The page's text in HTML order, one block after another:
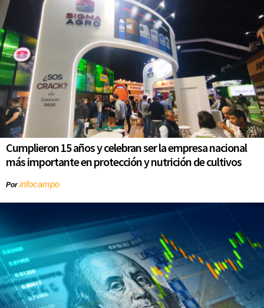
Cumplieron 15 años y celebran ser la empresa nacional
más importante en protección y nutrición de cultivos
Porinfocampo